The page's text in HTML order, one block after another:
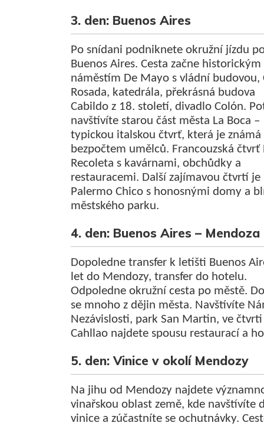
3. den: Buenos Aires
Po snídani podniknete okružní jízdu
Buenos Aires. Cesta začne historickým
náměstím De Mayo s vládní budovou,
Rosada, katedrála, překrásná budova
Cabildo z 18. století, divadlo Colón.
navštívíte starou část města La Boca –
typickou italskou čtvrť, která je známá
bezpočtem umělců. Francouzská čtvrť
Recoleta s kavárnami, obchůdky a
restauracemi. Další zajímavou čtvrtí je
Palermo Chico s honosnými domy a
městského parku.
4. den: Buenos Aires – Mendoza
Dopoledne transfer k letišti Buenos
let do Mendozy, transfer do hotelu.
Odpoledne okružní cesta po městě.
se mnoho z dějin města. Navštívíte
Nezávislosti, park San Martin, ve čtvrti
Cahllao najdete spousu restaurací a
5. den: Vinice v okolí Mendozy
Na jihu od Mendozy najdete
vinařskou oblast země, kde navštívíte
vinice a zúčastníte se ochutnávky.